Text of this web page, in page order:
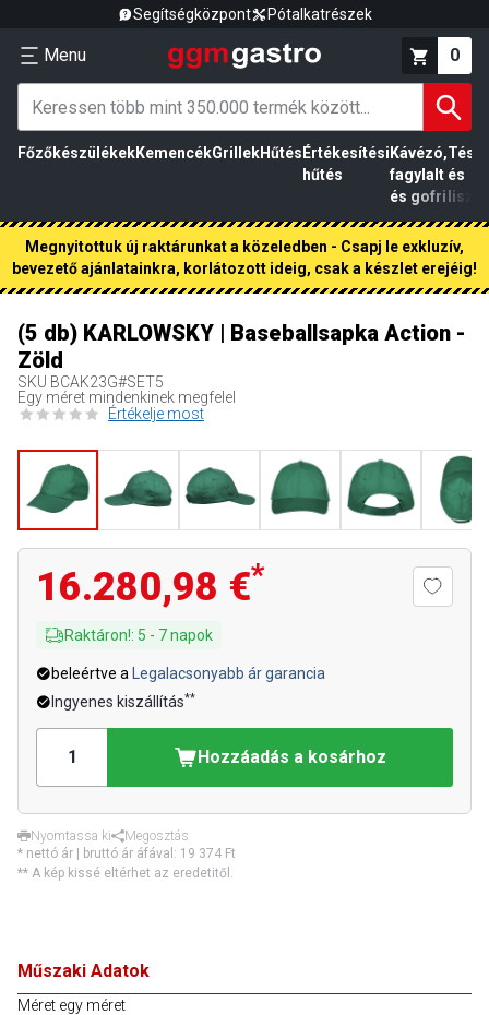
Segítségközpont Pótalkatrészek
Menu 0
FőzőkészülékekKemencékGrillekHűtés Értékesítési
hűtés
Kávézó,
fagylalt
és gofri
és
liszt
Megnyitottuk új raktárunkat a közeledben - Csapj le exkluzív,
bevezető ajánlatainkra, korlátozott ideig, csak a készlet erejéig!
(5 db) KARLOWSKY | Baseballsapka Action -
Zöld
SKU BCAK23G#SET5
Egy méret mindenkinek megfelel
Értékelje most
16.280,98 €*
Raktáron!: 5 - 7napok
beleértve a
Legalacsonyabb ár garancia
Ingyenes kiszállítás**
Hozzáadás a kosárhoz
Nyomtassa ki
Megosztás
* nettó ár | bruttó ár áfával: 19 374 Ft
** A kép kissé eltérhet az eredetitől.
Műszaki Adatok
Méret egy méret